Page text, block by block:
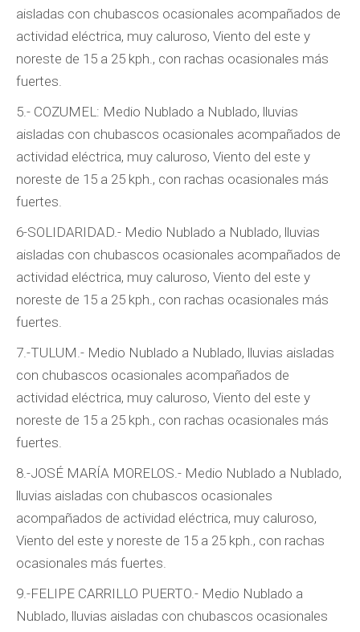
aisladas con chubascos ocasionales acompañados de
actividad eléctrica, muy caluroso, Viento del este y
noreste de 15 a 25 kph., con rachas ocasionales más
fuertes.
5.- COZUMEL: Medio Nublado a Nublado, lluvias
aisladas con chubascos ocasionales acompañados de
actividad eléctrica, muy caluroso, Viento del este y
noreste de 15 a 25 kph., con rachas ocasionales más
fuertes.
6-SOLIDARIDAD.- Medio Nublado a Nublado, lluvias
aisladas con chubascos ocasionales acompañados de
actividad eléctrica, muy caluroso, Viento del este y
noreste de 15 a 25 kph., con rachas ocasionales más
fuertes.
7.-TULUM.- Medio Nublado a Nublado, lluvias aisladas
con chubascos ocasionales acompañados de
actividad eléctrica, muy caluroso, Viento del este y
noreste de 15 a 25 kph., con rachas ocasionales más
fuertes.
8.-JOSÉ MARÍA MORELOS.- Medio Nublado a Nublado,
lluvias aisladas con chubascos ocasionales
acompañados de actividad eléctrica, muy caluroso,
Viento del este y noreste de 15 a 25 kph., con rachas
ocasionales más fuertes.
9.-FELIPE CARRILLO PUERTO.- Medio Nublado a
Nublado, lluvias aisladas con chubascos ocasionales